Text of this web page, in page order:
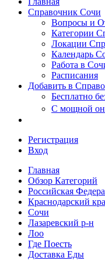
Справочник Сочи
Вопросы и
Категории
Локации
Календарь
Работа в
Расписания
Добавить в
Бесплатно
С мощной
Регистрация
Вход
Главная
Обзор Категорий
Российская
Краснодарский
Сочи
Лазаревский р-н
Лоо
Где Поесть
Доставка Еды